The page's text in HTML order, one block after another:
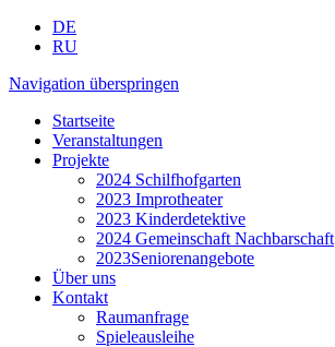
DE
RU
Navigation überspringen
Startseite
Veranstaltungen
Projekte
2024 Schilfhofgarten
2023 Improtheater
2023 Kinderdetektive
2024 Gemeinschaft Nachbarschaft
2023Seniorenangebote
Über uns
Kontakt
Raumanfrage
Spieleausleihe